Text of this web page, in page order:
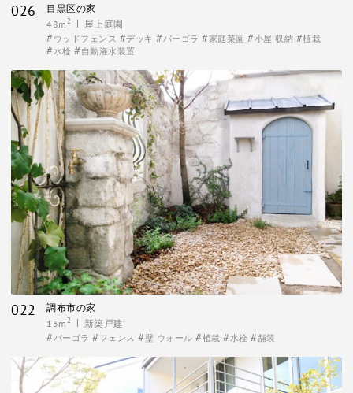
026
目黒区の家
48m2 屋上庭園
ウッドフェンス デッキ パーゴラ 家庭菜園 小屋 収納
植栽
水栓
自動潅水装置
022
調布市の家
13m2 新築戸建
パーゴラ フェンス 壁 ウォール 植栽 水栓 舗装